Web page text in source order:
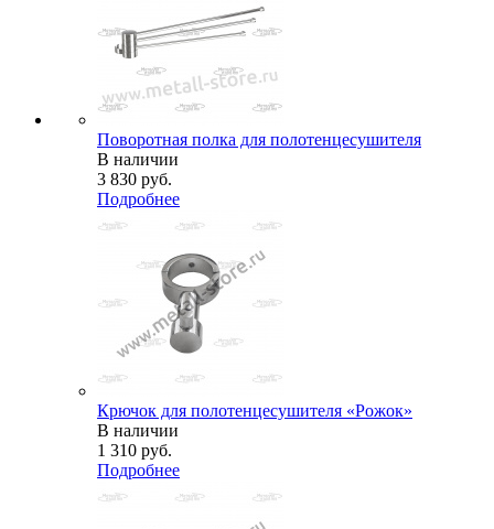
Поворотная полка для полотенцесушителя
В наличии
3 830 руб.
Подробнее
Крючок для полотенцесушителя «Рожок»
В наличии
1 310 руб.
Подробнее